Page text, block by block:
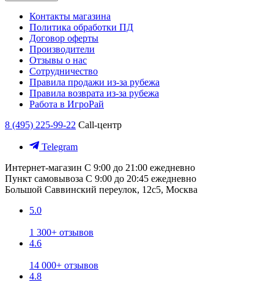
Контакты магазина
Политика обработки ПД
Договор оферты
Производители
Отзывы о нас
Сотрудничество
Правила продажи из-за рубежа
Правила возврата из-за рубежа
Работа в ИгроРай
8 (495) 225-99-22 Call-центр
Telegram
Интернет-магазин С 9:00 до 21:00 ежедневно
Пункт самовывоза С 9:00 до 20:45 ежедневно
Большой Саввинский переулок, 12с5, Москва
5.0
1 300+ отзывов
4.6
14 000+ отзывов
4.8